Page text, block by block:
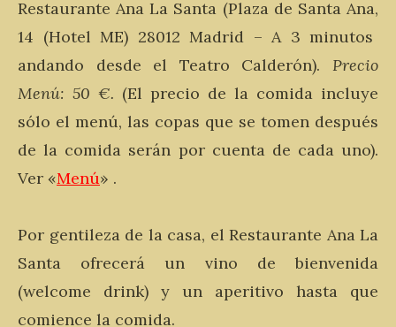
Restaurante Ana La Santa (Plaza de Santa Ana,
14 (Hotel ME) 28012 Madrid – A 3 minutos
andando desde el Teatro Calderón). Precio
Menú: 50 €. (El precio de la comida incluye
sólo el menú, las copas que se tomen después
de la comida serán por cuenta de cada uno).
Ver «Menú» .
Por gentileza de la casa, el Restaurante Ana La
Santa ofrecerá un vino de bienvenida
(welcome drink) y un aperitivo hasta que
comience la comida.